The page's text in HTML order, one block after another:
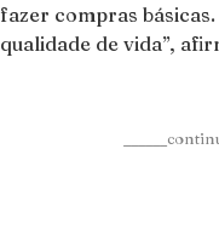
fazer compras
qualidade de vida”,